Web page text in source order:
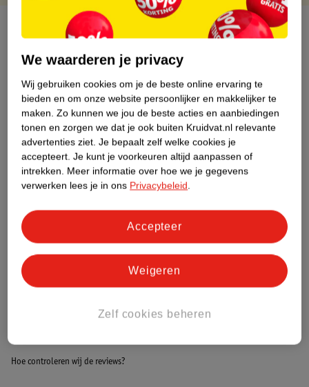
Over dit product
Productinformatie
Etiketinformatie
Nature Impact Score
Dit product heeft (nog) geen Nature
Impact Score.
Meer informatie
Bestel & Bezorginformatie
Hoe controleren wij de reviews?
We waarderen je privacy
Wij gebruiken cookies om je de beste online ervaring te
bieden en om onze website persoonlijker en makkelijker te
maken. Zo kunnen we jou de beste acties en aanbiedingen
tonen en zorgen we dat je ook buiten Kruidvat.nl relevante
advertenties ziet. Je bepaalt zelf welke cookies je
accepteert. Je kunt je voorkeuren altijd aanpassen of
intrekken. Meer informatie over hoe we je gegevens
verwerken lees je in ons Privacybeleid.
Zelf cookies beheren
Weigeren
Accepteer